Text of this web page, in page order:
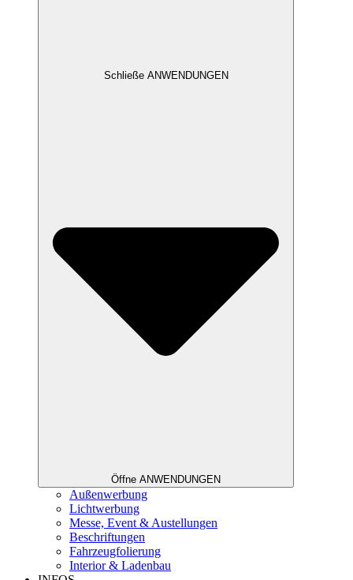
Schließe ANWENDUNGEN
Öffne ANWENDUNGEN
Außenwerbung
Lichtwerbung
Messe, Event & Austellungen
Beschriftungen
Fahrzeugfolierung
Interior & Ladenbau